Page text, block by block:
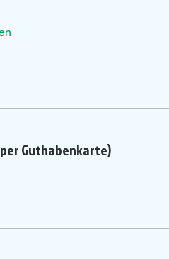
Guthabenkarte)